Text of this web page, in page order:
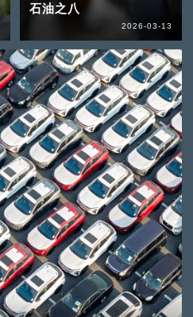
石油之八
2026-03-13